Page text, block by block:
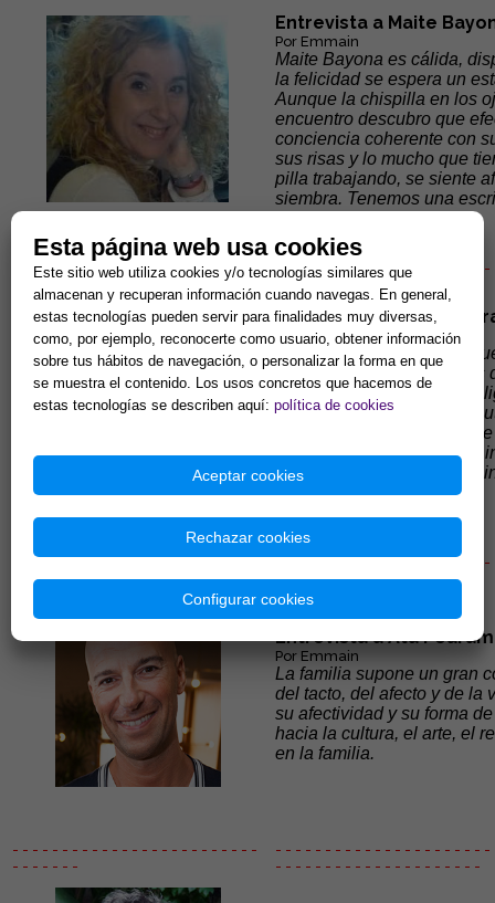
Entrevista a Maite
Por Emmain
Maite Bayona es cálida,
la felicidad se espera un
Aunque la chispilla en los
encuentro descubro que
conciencia coherente con
sus risas y lo mucho que
pilla trabajando, se siente
siembra. Tenemos una
- - - - - - - - - - - - - - - - - - - - - - - - -
- - - - - - -
- - - - - - - - - - - - - - - - - - - - -
- - - - - -
- - - - - - - - - - - - - - -
Entrevista a María
Por Emmain
Muchas de las personas
su campo, son
dan consejos de vida muy
todos, todos (excepto los
donde han sido tomados
atractivas pero que en sus
hacer del guía tales
caos vital.
- - - - - - - - - - - - - - - - - - - - - - - - -
- - - - - - -
- - - - - - - - - - - - - - - - - - - - -
- - - - - -- - - - - - - - - - - - - - -
Entrevista a Ata
Por Emmain
La familia supone un gran
del tacto, del afecto y de la
su afectividad y su forma
hacia la cultura, el arte, el
en la familia.
- - - - - - - - - - - - - - - - - - - - - - - - -
- - - - - - -
- - - - - - - - - - - - - - - - - - - - -
- - - - - - - - - - - - - - - - - - - - -
Esta página web usa cookies
Este sitio web utiliza cookies y/o tecnologías similares que
almacenan y recuperan información cuando navegas. En general,
estas tecnologías pueden servir para finalidades muy diversas,
como, por ejemplo, reconocerte como usuario, obtener información
sobre tus hábitos de navegación, o personalizar la forma en que
se muestra el contenido. Los usos concretos que hacemos de
estas tecnologías se describen aquí: política de cookies
Aceptar cookies
Rechazar cookies
Configurar cookies